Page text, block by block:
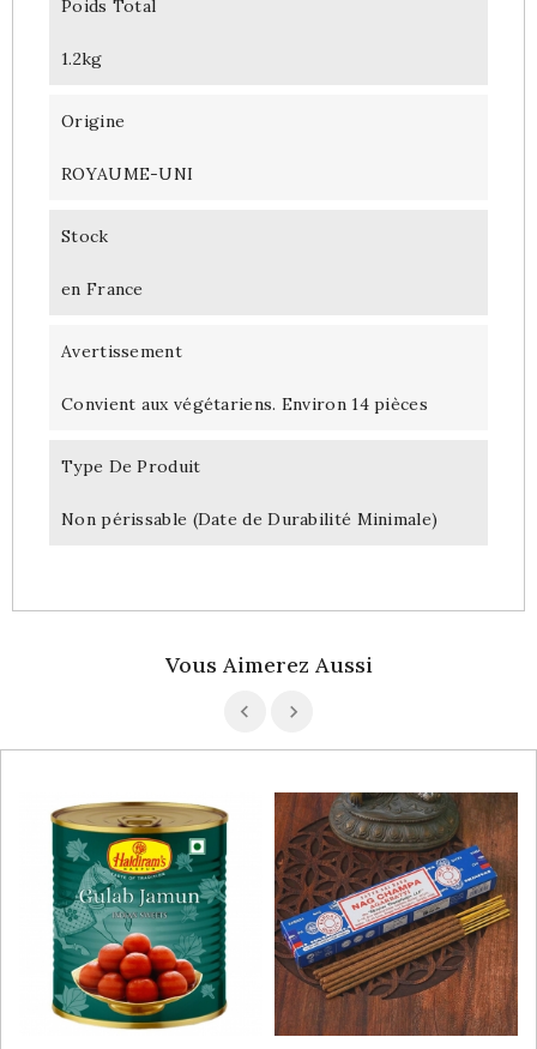
Poids Total
1.2kg
Origine
ROYAUME-UNI
Stock
en France
Avertissement
Convient aux végétariens. Environ 14 pièces
Type De Produit
Non périssable (Date de Durabilité Minimale)
Vous Aimerez Aussi